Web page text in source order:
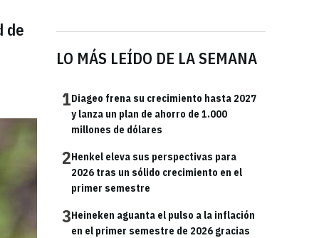
de
LO MÁS LEÍDO DE LA SEMANA
1Diageo frena su crecimiento hasta 2027
y lanza un plan de ahorro de 1.000
millones de dólares
2Henkel eleva sus perspectivas para
2026 tras un sólido crecimiento en el
primer semestre
3Heineken aguanta el pulso a la inflación
en el primer semestre de 2026 gracias